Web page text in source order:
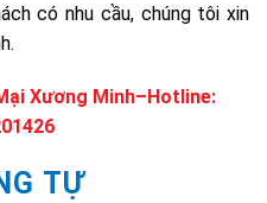
có nhu cầu, chúng tôi xin
Xương Minh– Hotline:
TỰ